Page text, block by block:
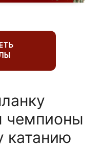
чемпионы
катанию